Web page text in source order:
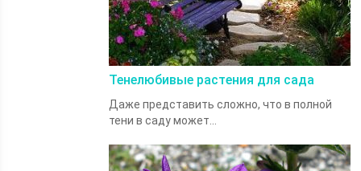
Тенелюбивые растения для сада
Даже представить сложно, что в полной
тени в саду может...